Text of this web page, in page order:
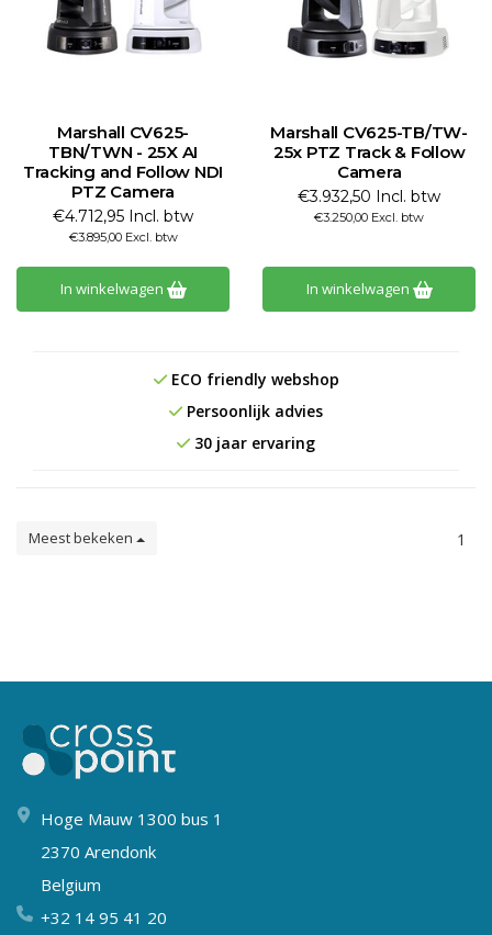
Marshall CV625-
TBN/TWN - 25X AI
Tracking and Follow NDI
PTZ Camera
€4.712,95 Incl. btw
€3.895,00 Excl. btw
In winkelwagen
Marshall CV625-TB/TW-
25x PTZ Track & Follow
Camera
€3.932,50 Incl. btw
€3.250,00 Excl. btw
In winkelwagen
ECO friendly webshop
Persoonlijk advies
30 jaar ervaring
Meest bekeken 1
Hoge Mauw 1300 bus 1
2370 Arendonk
Belgium
+32 14 95 41 20